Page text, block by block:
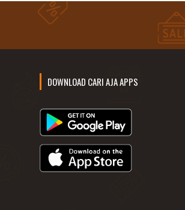
DOWNLOAD CARI AJA APPS